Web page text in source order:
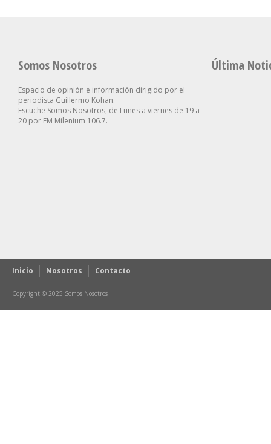
Somos Nosotros
Espacio de opinión e información dirigido por el
periodista Guillermo Kohan.
Escuche Somos Nosotros, de Lunes a viernes de 19 a
20 por FM Milenium 106.7.
Última
Inicio Nosotros Contacto
Copyright © 2025 Somos Nosotros